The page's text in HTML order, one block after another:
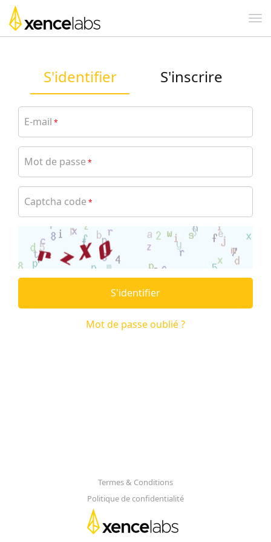
S'identifier S'inscrire
E-mail *
Mot de passe *
Captcha code *
S'identifier
Mot de passe oublié ?
Termes & Conditions
Politique de confidentialité